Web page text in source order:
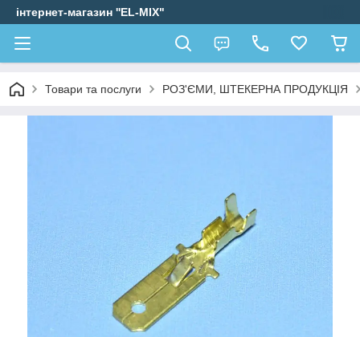
інтернет-магазин ''EL-MIX"
Товари та послуги РОЗ'ЄМИ, ШТЕКЕРНА ПРОДУКЦІЯ